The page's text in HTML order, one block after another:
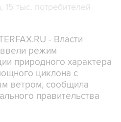
тыс. потребителей
- Власти
режим
природного характера
циклона с
ветром, сообщила
правительства